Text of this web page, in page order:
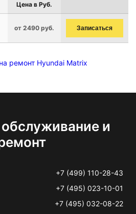
Цена в Руб.
от 2490 руб. Записаться
ремонт Hyundai Matrix
и
+7 (499) 110-28-43
+7 (495) 023-10-01
+7 (495) 032-08-22